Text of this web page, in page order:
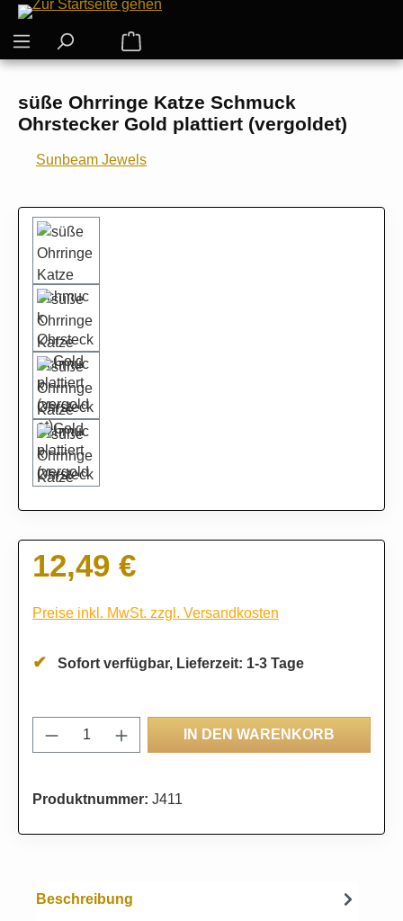
Zum Hauptinhalt springen
Warenkorb enthält 0 Positionen. Der
süße Ohrringe Katze Schmuck
Ohrstecker Gold plattiert (vergoldet)
Sunbeam Jewels
Bildergalerie überspringen
Regulärer Preis:
12,49 €
Preise inkl. MwSt. zzgl. Versandkosten
Sofort verfügbar, Lieferzeit: 1-3 Tage
Produkt Anzahl: Gib den gewünschten
IN DEN WARENKORB
Produktnummer: J411
Beschreibung